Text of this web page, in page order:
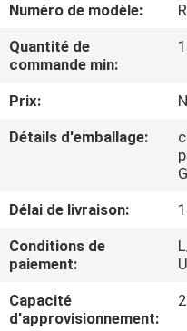
VISITE
D'USINE
CONTRÔLE
DE
DU
SITE
Numéro de modèle:
Quantité de
commande min:
Prix:
Détails d'emballage:
Délai de livraison:
Conditions de
paiement:
Capacité
d'approvisionnement: